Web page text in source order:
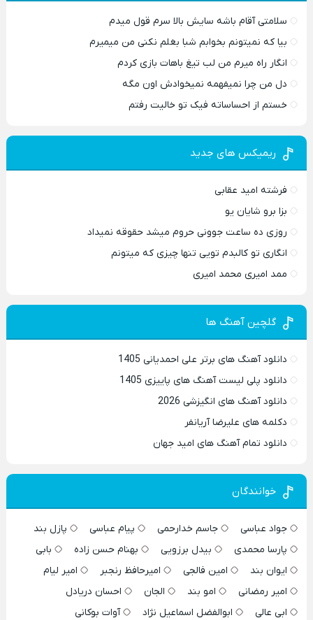
سلامتی آقام باشه سایش بالا سرم قول میدم
بیا که نمیتونم بخوابم شبا بغلم نکنی من میمیرم
انگار راه میرم من لب تیغ باهات بازی کردم
دل من چرا نمیفهمه نمیخوادش اون مگه
خستم از احساساته فیک تو خالیت رفتم
ریمیکس های جدید
فرشته امید عقابی
بزا برو شایان یو
روزی ده ساعت جوونی حروم میشد حقوقه نمیداد
انگاری تو کالبدم تویی تنها چیزی که میتونم
ممد امیری محمد امیری
گلچین آهنگ ها
دانلود آهنگ های برتر علی احمدیانی 1405
دانلود پلی لیست آهنگ های پاییزی 1405
دانلود آهنگ های انگیزشی 2026
دکلمه های علیرضا آریانفر
دانلود تمام آهنگ های امید جهان
خوانندگان
جواد عباسی جاسم خدارحمی پیام عباسی
پازل بند
پارسا محمدی
بیدل برزویی بهنام حسن زاده
بابی
ایوان بند
امین فالجی امیرحافظ رنجبر
امیر لیام
امیر رمضانی
امو بند الجان
احسان دریادل
ابی عالی
ابوالفضل اسماعیل نژاد
آوات بوکانی